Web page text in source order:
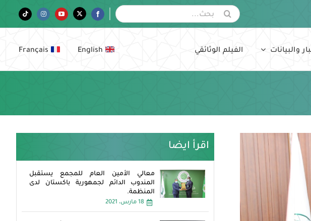
البحث
عن:
Facebook
Twitter
YouTube
Instagram
Tiktok
والبيانات الفيلم الوثائقي English
Français
اقرأ ايضا
معالي الأمين العام للمجمع يستقبل
المندوب الدائم لجمهورية باكستان لدى
المنظمة.
18 مارس، 2021